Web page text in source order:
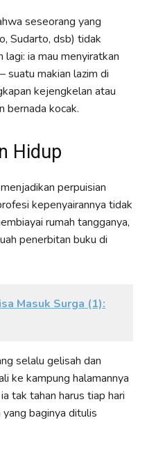
seseorang yang
Sudarto, dsb) tidak
lagi: ia mau menyiratkan
suatu makian lazim di
kejengkelan atau
bernada kocak.
Hidup
perpuisian
kepenyairannya tidak
rumah tangganya,
penerbitan buku di
Masuk Surga (1):
selalu gelisah dan
ke kampung halamannya
tak tahan harus tiap hari
baginya ditulis